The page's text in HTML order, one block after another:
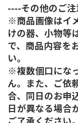
----その他のご
※商品画像はイ
けの器、小物等
で、商品内容を
い。
※複数個口にな
ん。また、ご依
合、同日のお申
日が異なる場合
ご了承ください。